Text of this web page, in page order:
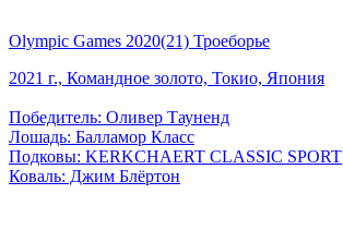
Olympic Games 2020(21) Троеборье
2021 г., Командное золото, Токио, Япония
Победитель: Оливер Тауненд
Лошадь: Балламор Класс
Подковы: KERKCHAERT CLASSIC SPORT
Коваль: Джим Блёртон